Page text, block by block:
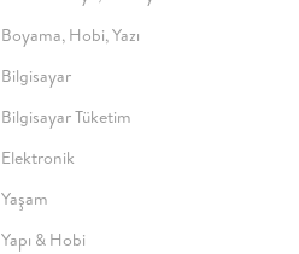
Boyama, Hobi, Yazı
Bilgisayar
Bilgisayar Tüketim
Elektronik
Yaşam
Yapı & Hobi